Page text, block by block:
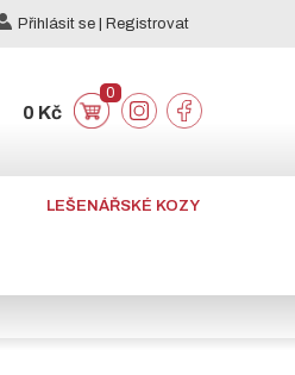
Přihlásit se | Registrovat
0 Kč
0
LEŠENÁŘSKÉ KOZY